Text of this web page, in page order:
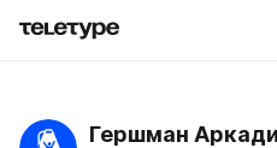
Гершман